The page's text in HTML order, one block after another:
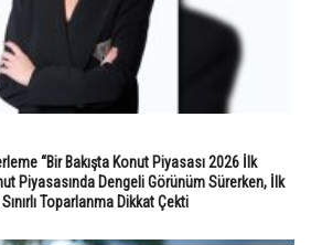
“Bir Bakışta Konut Piyasası 2026 İlk
Piyasasında Dengeli Görünüm Sürerken, İlk
Toparlanma Dikkat Çekti